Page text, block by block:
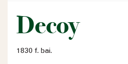
Decoy
1830 f. bai.